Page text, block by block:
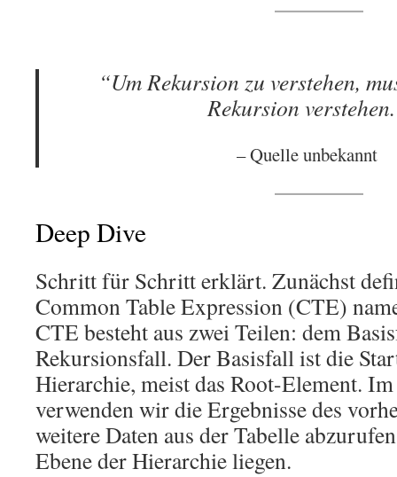
“Um Rekursion zu verstehen,
Rekursion
– Quelle unbekannt
Deep Dive
Schritt für Schritt erklärt. Zunächst
Common Table Expression (CTE)
CTE besteht aus zwei Teilen: dem
Rekursionsfall. Der Basisfall ist die
Hierarchie, meist das Root-Element.
verwenden wir die Ergebnisse des
weitere Daten aus der Tabelle
Ebene der Hierarchie liegen.